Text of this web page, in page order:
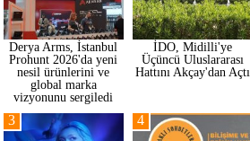
Derya Arms, İstanbul
Prohunt 2026'da yeni
nesil ürünlerini ve
global marka
vizyonunu sergiledi
İDO, Midilli'ye
Üçüncü Uluslararası
Hattını Akçay'dan Açtı
3 4